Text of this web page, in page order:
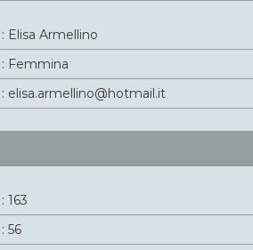
: Elisa Armellino
: Femmina
: elisa.armellino@hotmail.it
: 163
: 56